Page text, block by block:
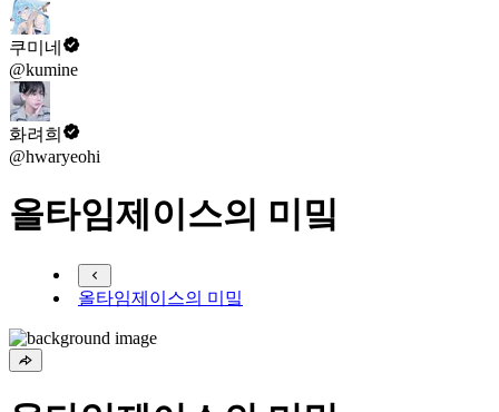
쿠미네
@kumine
화려희
@hwaryeohi
올타임제이스의 미밐
올타임제이스의 미밐